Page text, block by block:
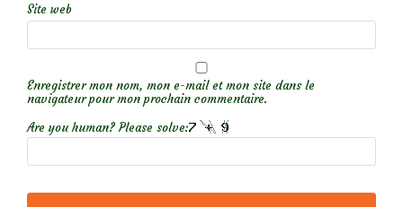
Site web
Enregistrer mon nom, mon e-mail et mon site dans le
navigateur pour mon prochain commentaire.
Are you human? Please solve: